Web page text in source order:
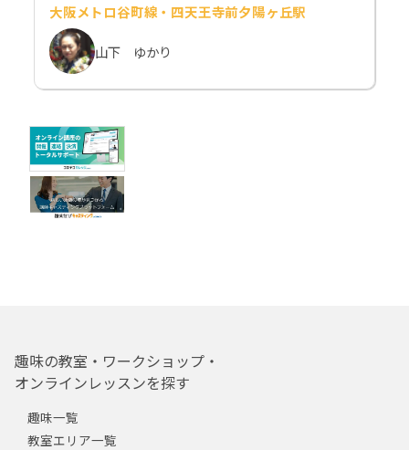
大阪メトロ谷町線・四天王寺前夕陽ヶ丘駅
山下 ゆかり
趣味の教室・ワークショップ・
オンラインレッスンを探す
趣味一覧
教室エリア一覧